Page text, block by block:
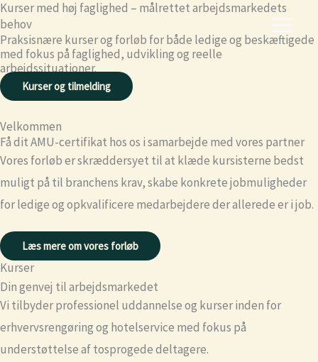
Skip
to
content
Kurser med høj faglighed – målrettet arbejdsmarkedets
behov
Praksisnære kurser og forløb for både ledige og beskæftigede
med fokus på faglighed, udvikling og reelle
arbejdssituationer.
Kurser og tilmelding
Velkommen
Få dit AMU-certifikat hos os i samarbejde med vores partner
Vores forløb er skræddersyet til at klæde kursisterne bedst
muligt på til branchens krav, skabe konkrete jobmuligheder
for ledige og opkvalificere medarbejdere der allerede er i job.
Læs mere om vores forløb
Kurser
Din genvej til arbejdsmarkedet
Vi tilbyder professionel uddannelse og kurser inden for
erhvervsrengøring og hotelservice med fokus på
understøttelse af tosprogede deltagere.